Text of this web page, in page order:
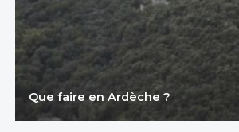
Que faire en Ardèche ?